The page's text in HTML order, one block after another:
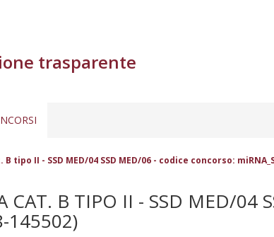
trasparente
II - SSD MED/04 SSD MED/06 - codice concorso:
CAT. B TIPO II - SSD MED/04
145502)